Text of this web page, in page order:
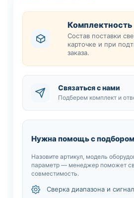
Комплектность
Состав поставки
карточке и при
заказа.
Связаться с нами
Подберем комплект и
Нужна помощь с
Назовите артикул, модель
параметр — менеджер поможет
совместимость.
Сверка диапазона и